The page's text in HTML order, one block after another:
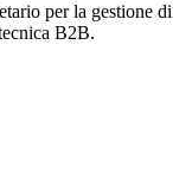
per la gestione di
B2B.